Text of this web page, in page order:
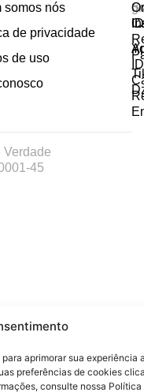
aprimorar sua experiência
preferências de cookies
consulte nossa Política
somos nós
de privacidade
de uso
45